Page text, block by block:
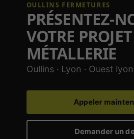
OULLINS FERMETURES
PRÉSENTEZ-
VOTRE
MÉTALLERIE
Oullins · Lyon · Ouest
Appeler
Demander un